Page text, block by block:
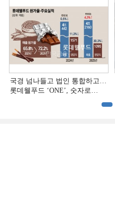
국경 넘나들고 법인 통합하고…
롯데웰푸드 ‘ONE’, 숫자로